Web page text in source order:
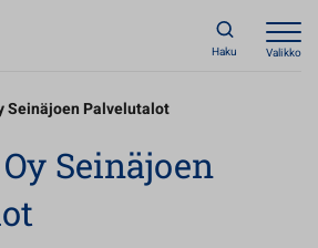
Haku Valikko
Seinäjoen Palvelutalot
Seinäjoen